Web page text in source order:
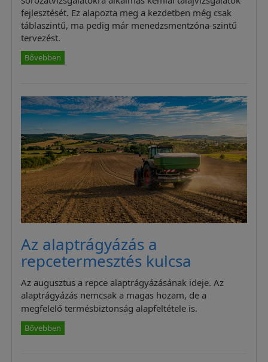
fejlesztését. Ez alapozta meg a kezdetben még csak
táblaszintű, ma pedig már menedzsmentzóna-szintű
tervezést.
Bővebben
Az alaptrágyázás a
repcetermesztés kulcsa
Az augusztus a repce alaptrágyázásának ideje. Az
alaptrágyázás nemcsak a magas hozam, de a
megfelelő termésbiztonság alapfeltétele is.
Bővebben